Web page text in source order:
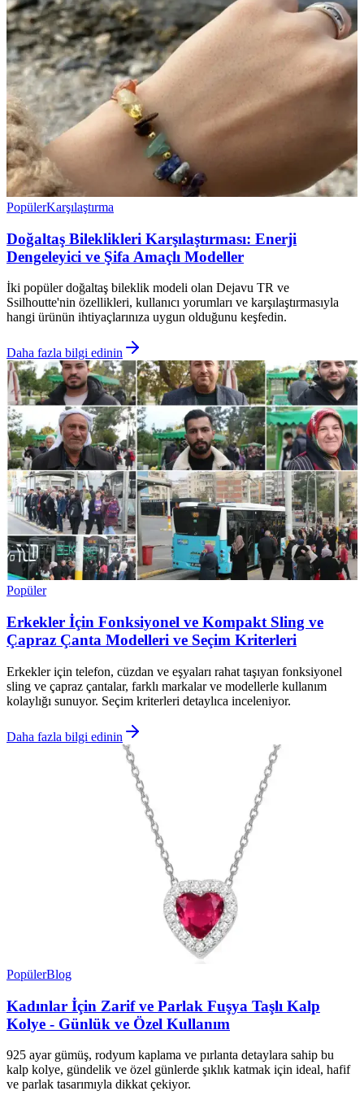
PopülerKarşılaştırma
Doğaltaş Bileklikleri Karşılaştırması: Enerji
Dengeleyici ve Şifa Amaçlı Modeller
İki popüler doğaltaş bileklik modeli olan Dejavu TR ve
Ssilhoutte'nin özellikleri, kullanıcı yorumları ve karşılaştırmasıyla
hangi ürünün ihtiyaçlarınıza uygun olduğunu keşfedin.
Daha fazla bilgi edinin
Popüler
Erkekler İçin Fonksiyonel ve Kompakt Sling ve
Çapraz Çanta Modelleri ve Seçim Kriterleri
Erkekler için telefon, cüzdan ve eşyaları rahat taşıyan fonksiyonel
sling ve çapraz çantalar, farklı markalar ve modellerle kullanım
kolaylığı sunuyor. Seçim kriterleri detaylıca inceleniyor.
Daha fazla bilgi edinin
PopülerBlog
Kadınlar İçin Zarif ve Parlak Fuşya Taşlı Kalp
Kolye - Günlük ve Özel Kullanım
925 ayar gümüş, rodyum kaplama ve pırlanta detaylara sahip bu
kalp kolye, gündelik ve özel günlerde şıklık katmak için ideal, hafif
ve parlak tasarımıyla dikkat çekiyor.